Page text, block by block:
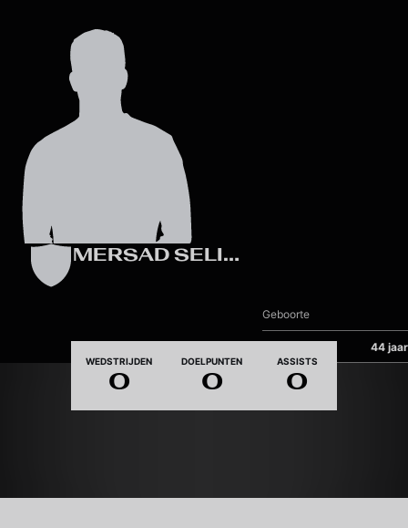
MERSAD SELIMBEGOVIC
Geboorte
44 jaar
WEDSTRIJDEN
0
DOELPUNTEN
0
ASSISTS
0